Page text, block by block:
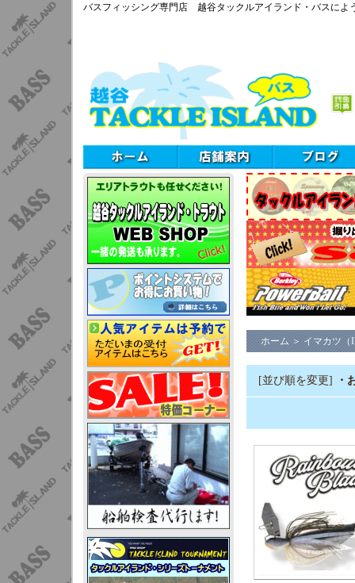
バスフィッシング専門店 越谷タックルアイランド・バスによ
ホーム ＞ イマカツ
[並び順を変更] ・